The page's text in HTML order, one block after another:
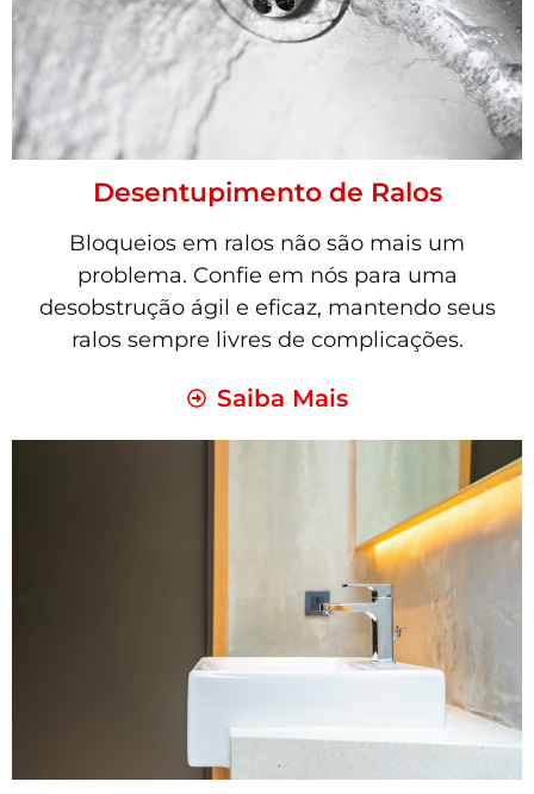
Desentupimento de Ralos
Bloqueios em ralos não são mais um
problema. Confie em nós para uma
desobstrução ágil e eficaz, mantendo seus
ralos sempre livres de complicações.
Saiba Mais